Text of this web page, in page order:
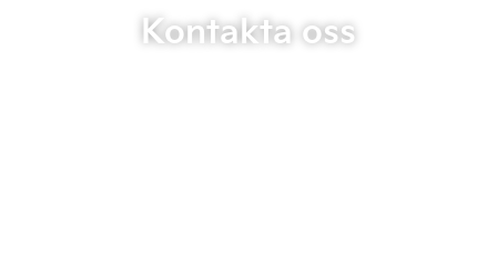
Kontakta oss